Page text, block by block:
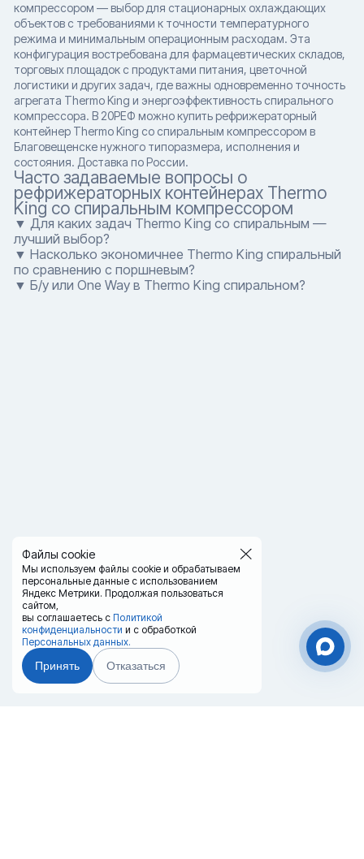
Файлы cookie
Мы используем файлы cookie и обрабатываем
персональные данные с использованием
Яндекс Метрики. Продолжая пользоваться
сайтом,
вы соглашаетесь с Политикой
конфиденциальности и с обработкой
Персональных данных.
Принять Отказаться
компрессором — выбор для стационарных охлаждающих
объектов с требованиями к точности температурного
режима и минимальным операционным расходам. Эта
конфигурация востребована для фармацевтических складов,
торговых площадок с продуктами питания, цветочной
логистики и других задач, где важны одновременно точность
агрегата Thermo King и энергоэффективность спирального
компрессора. В 20РЕФ можно купить рефрижераторный
контейнер Thermo King со спиральным компрессором в
Благовещенске нужного типоразмера, исполнения и
состояния. Доставка по России.
Часто задаваемые вопросы о
рефрижераторных контейнерах Thermo
King со спиральным компрессором
▼ Для каких задач Thermo King со спиральным —
лучший выбор?
▼ Насколько экономичнее Thermo King спиральный
по сравнению с поршневым?
▼ Б/у или One Way в Thermo King спиральном?